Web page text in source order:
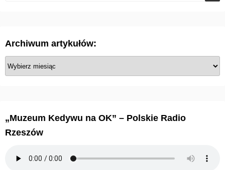
Archiwum artykułów:
A
r
„Muzeum Kedywu na OK” – Polskie Radio
Rzeszów